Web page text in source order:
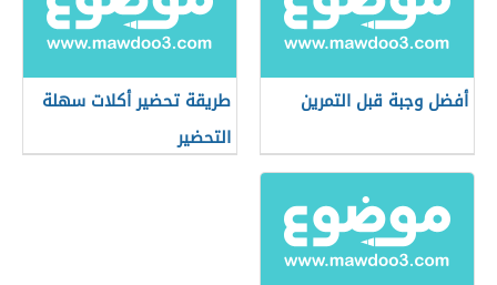
أفضل وجبة قبل التمرين
طريقة تحضير أكلات سهلة
التحضير